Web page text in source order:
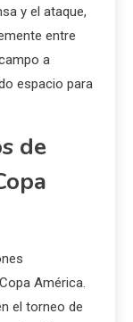
y el ataque,
entre
a
espacio para
de
América.
el torneo de